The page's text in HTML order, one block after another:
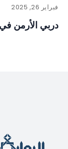
فبراير 26, 2025
دربي الأرمن في